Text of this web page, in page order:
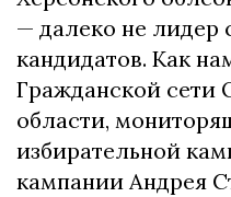
— далеко не лидер
кандидатов. Как
Гражданской сети
области,
избирательной
кампании Андрея